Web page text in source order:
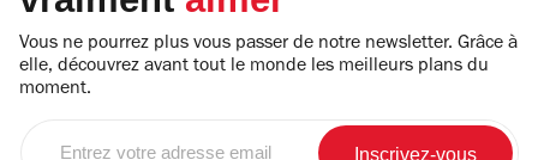
Vous ne pourrez plus vous passer de notre newsletter. Grâce à
elle, découvrez avant tout le monde les meilleurs plans du
moment.